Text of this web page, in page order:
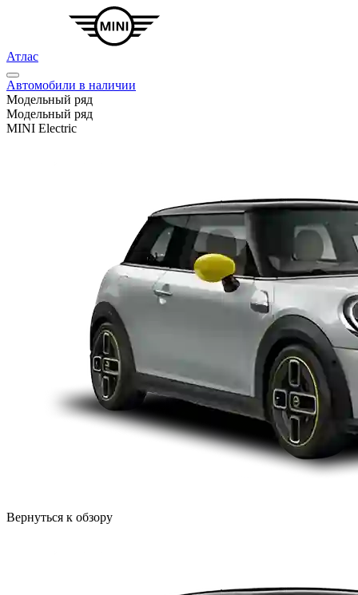
Атлас
Автомобили в наличии
Модельный ряд
Модельный ряд
MINI Electric
Вернуться к обзору